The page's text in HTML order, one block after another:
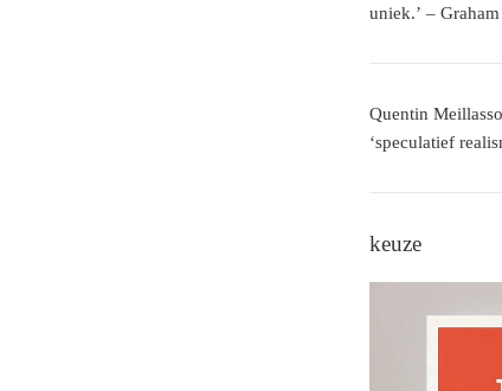
uniek.’ –
Quentin
‘speculatief
keuze